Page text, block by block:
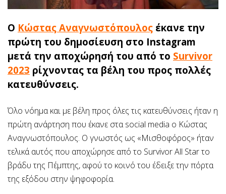
Ο Κώστας Αναγνωστόπουλος έκανε την
πρώτη του δημοσίευση στο Instagram
μετά την αποχώρησή του από το Survivor
2023 ρίχνοντας τα βέλη του προς πολλές
κατευθύνσεις.
Όλο νόημα και με βέλη προς όλες τις κατευθύνσεις ήταν η
πρώτη ανάρτηση που έκανε στα social media ο Κώστας
Αναγνωστόπουλος. Ο γνωστός ως «Μισθοφόρος» ήταν
τελικά αυτός που αποχώρησε από το Survivor All Star το
βράδυ της Πέμπτης, αφού το κοινό του έδειξε την πόρτα
της εξόδου στην ψηφοφορία.